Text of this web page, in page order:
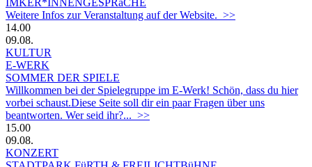
Weitere Infos zur Veranstaltung auf der Website. >>
14.00
09.08.
KULTUR
E-WERK
SOMMER DER SPIELE
Willkommen bei der Spielegruppe im E-Werk! Schön, dass du hier
vorbei schaust.Diese Seite soll dir ein paar Fragen über uns
beantworten. Wer seid ihr?... >>
15.00
09.08.
KONZERT